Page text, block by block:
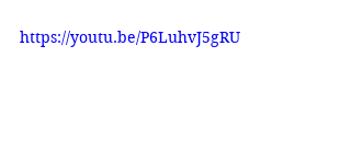
https://youtu.be/P6LuhvJ5gRU